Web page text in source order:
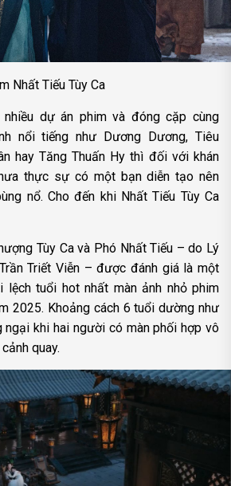
Nhất Tiếu Tùy Ca
dự án phim và đóng cặp cùng
nổi tiếng như Dương Dương, Tiêu
hay Tăng Thuấn Hy thì đối với khán
thực sự có một bạn diễn tạo nên
nổ. Cho đến khi Nhất Tiếu Tùy Ca
Tùy Ca và Phó Nhất Tiếu – do Lý
Triết Viễn – được đánh giá là một
lệch tuổi hot nhất màn ảnh nhỏ phim
2025. Khoảng cách 6 tuổi dường như
ngại khi hai người có màn phối hợp vô
quay.